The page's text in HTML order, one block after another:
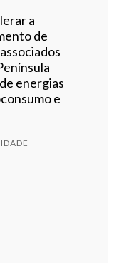
a
de
energias
e